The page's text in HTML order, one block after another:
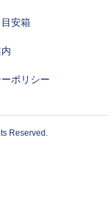
安箱
ポリシー
Reserved.